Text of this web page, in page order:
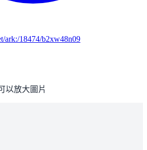
ark:/18474/b2xw48n09
以放大圖片